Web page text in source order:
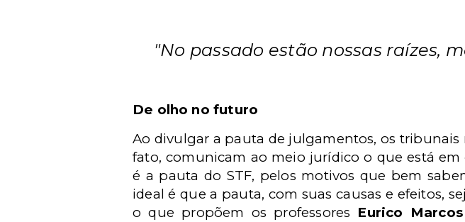
"No passado estão nossas raízes,
De olho no futuro
Ao divulgar a pauta de julgamentos, os
fato, comunicam ao meio jurídico o que está
é a pauta do STF, pelos motivos que bem
ideal é que a pauta, com suas causas e efeitos,
o que propõem os professores Eurico